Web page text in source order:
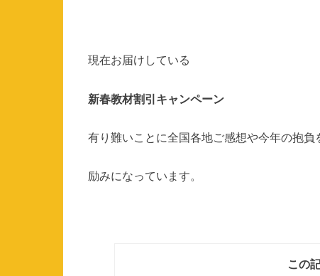
現在お届けしている
新春教材割引キャンペーン
有り難いことに全国各地ご感想や今年の抱負
励みになっています。
この